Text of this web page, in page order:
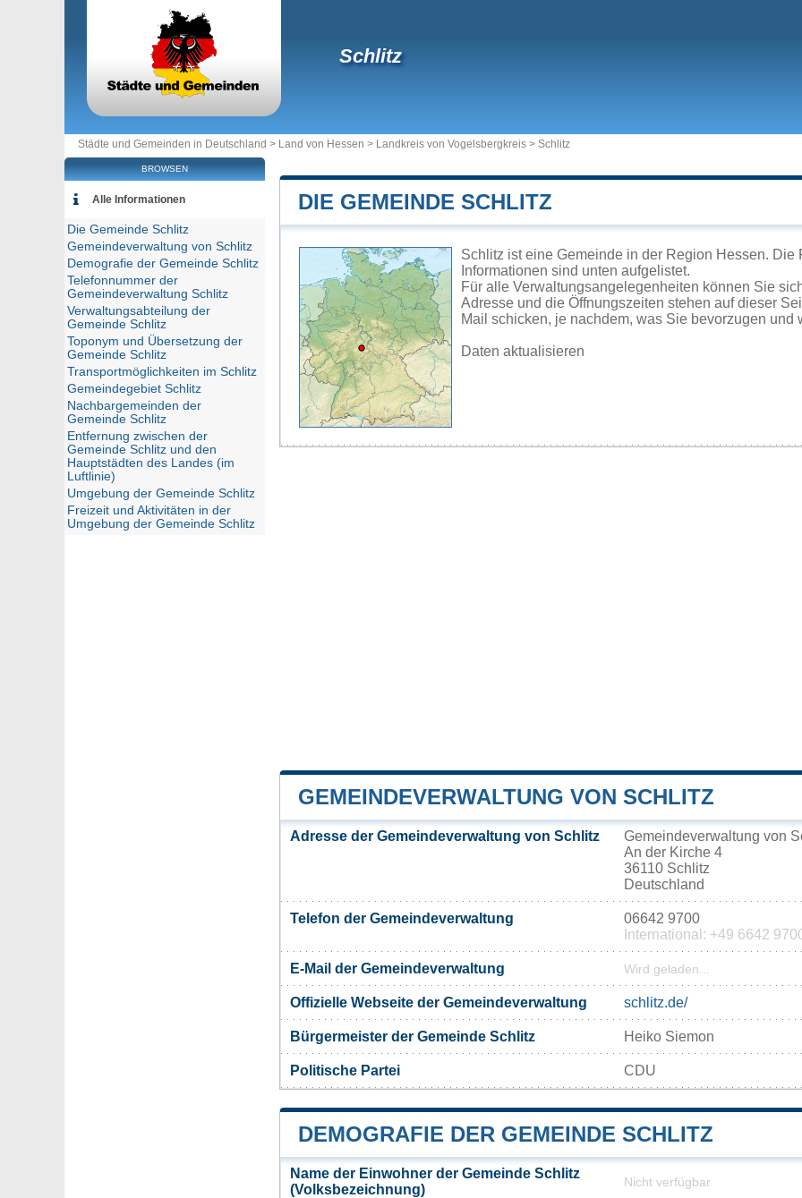
Schlitz
Städte und Gemeinden in Deutschland > Land von Hessen > Landkreis von Vogelsbergkreis > Schlitz
DIE GEMEINDE SCHLITZ
Schlitz ist eine Gemeinde in der Region Hessen.
Informationen sind unten aufgelistet.
Für alle Verwaltungsangelegenheiten können Sie
Adresse und die Öffnungszeiten stehen auf dieser
Mail schicken, je nachdem, was Sie bevorzugen und
Daten aktualisieren
GEMEINDEVERWALTUNG VON SCHLITZ
Adresse der Gemeindeverwaltung von Schlitz
Gemeindeverwaltung von
An der Kirche 4
36110 Schlitz
Deutschland
Telefon der Gemeindeverwaltung
06642 9700
International: +49 6642
E-Mail der Gemeindeverwaltung Wird geladen...
Offizielle Webseite der Gemeindeverwaltung schlitz.de/
Bürgermeister der Gemeinde Schlitz Heiko Siemon
Politische Partei CDU
DEMOGRAFIE DER GEMEINDE SCHLITZ
Name der Einwohner der Gemeinde Schlitz
(Volksbezeichnung)
Nicht verfügbar
BROWSEN
Alle Informationen
Die Gemeinde Schlitz
Gemeindeverwaltung von Schlitz
Demografie der Gemeinde Schlitz
Telefonnummer der
Gemeindeverwaltung Schlitz
Verwaltungsabteilung der
Gemeinde Schlitz
Toponym und Übersetzung der
Gemeinde Schlitz
Transportmöglichkeiten im Schlitz
Gemeindegebiet Schlitz
Nachbargemeinden der
Gemeinde Schlitz
Entfernung zwischen der
Gemeinde Schlitz und den
Hauptstädten des Landes (im
Luftlinie)
Umgebung der Gemeinde Schlitz
Freizeit und Aktivitäten in der
Umgebung der Gemeinde Schlitz